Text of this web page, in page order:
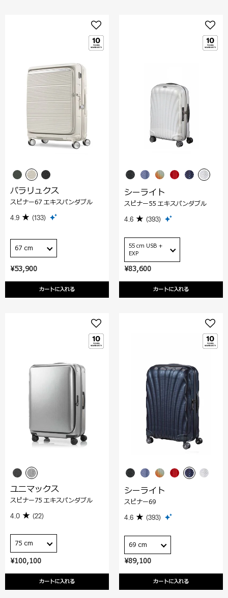
¥53,900
カートに入れる
パラリュクス
スピナー67 エキスパンダブル
4.9 (133)
67 cm
¥83,600
カートに入れる
シーライト
スピナー55 エキスパンダブル
4.6 (393)
55 cm USB +
EXP
¥100,100
カートに入れる
ユニマックス
スピナー75 エキスパンダブル
4.0 (22)
75 cm
¥89,100
カートに入れる
シーライト
スピナー69
4.6 (393)
69 cm